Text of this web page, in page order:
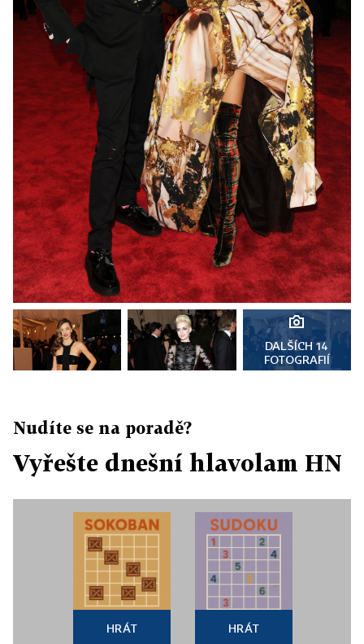
DALŠÍCH 14
FOTOGRAFIÍ
Nudíte se na poradě?
Vyřešte dnešní hlavolam HN
HRÁT HRÁT